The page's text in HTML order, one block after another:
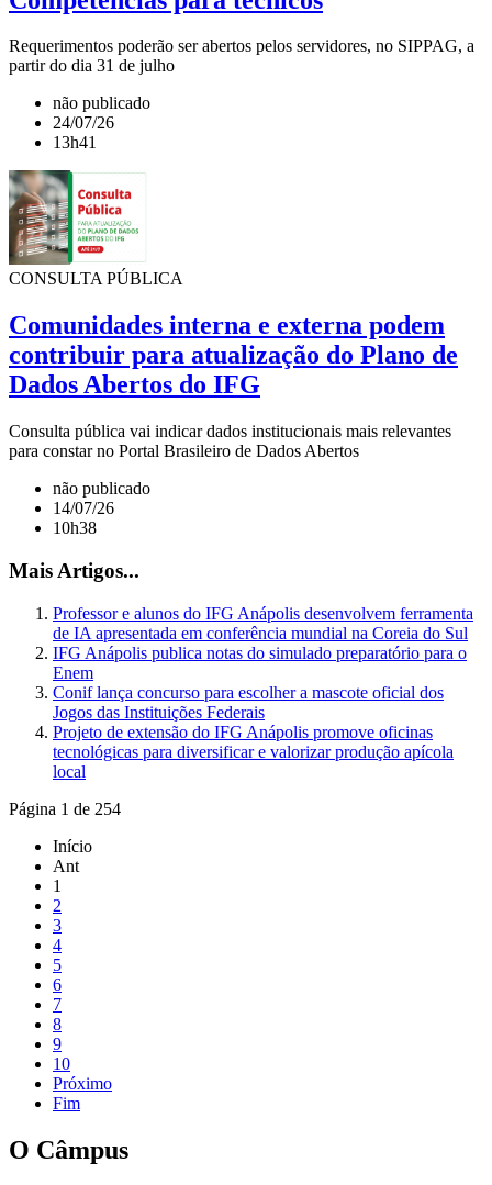
Requerimentos poderão ser abertos pelos servidores, no SIPPAG, a
partir do dia 31 de julho
não publicado
24/07/26
13h41
CONSULTA PÚBLICA
Comunidades interna e externa podem
contribuir para atualização do Plano de
Dados Abertos do IFG
Consulta pública vai indicar dados institucionais mais relevantes
para constar no Portal Brasileiro de Dados Abertos
não publicado
14/07/26
10h38
Mais Artigos...
Professor e alunos do IFG Anápolis desenvolvem ferramenta
de IA apresentada em conferência mundial na Coreia do Sul
IFG Anápolis publica notas do simulado preparatório para o
Enem
Conif lança concurso para escolher a mascote oficial dos
Jogos das Instituições Federais
Projeto de extensão do IFG Anápolis promove oficinas
tecnológicas para diversificar e valorizar produção apícola
local
Página 1 de 254
Início
Ant
1
2
3
4
5
6
7
8
9
10
Próximo
Fim
O Câmpus